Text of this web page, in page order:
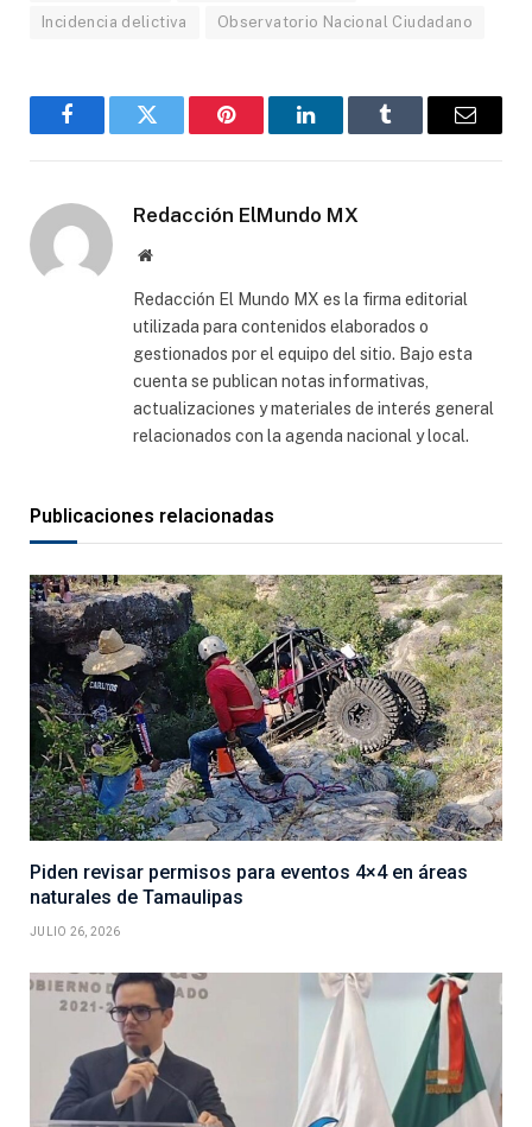
Incidencia delictiva Observatorio Nacional Ciudadano
FacebookGorjeo Pinterest LinkedInTumblr
Correo
Redacción ElMundo MX
Sitio
Redacción El Mundo MX es la firma editorial
utilizada para contenidos elaborados o
gestionados por el equipo del sitio. Bajo esta
cuenta se publican notas informativas,
actualizaciones y materiales de interés general
relacionados con la agenda nacional y local.
Publicaciones relacionadas
Piden revisar permisos para eventos 4×4 en áreas
naturales de Tamaulipas
JULIO 26, 2026